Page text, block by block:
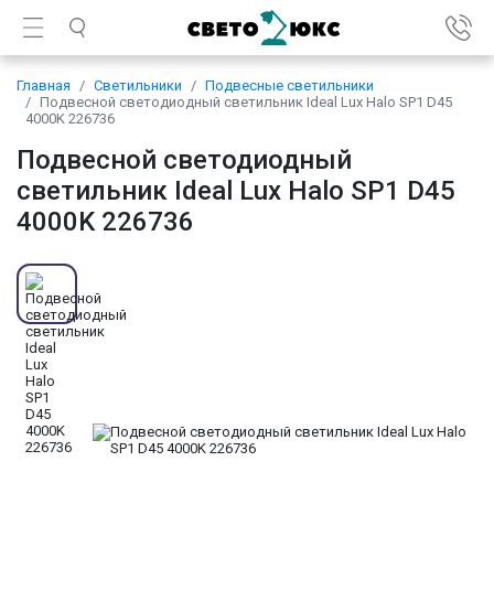
Главная Светильники
Подвесные светильники
Подвесной светодиодный светильник Ideal Lux Halo SP1 D45
4000K 226736
Подвесной светодиодный
светильник Ideal Lux Halo SP1 D45
4000K 226736